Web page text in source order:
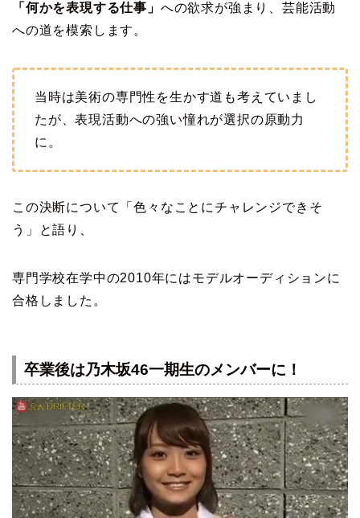
「何かを表現する仕事」 への欲求が強まり、芸能活動
への道を模索します。
当時は美術の専門性を生かす道も考えていまし
たが、表現活動への強い憧れが選択の原動力
に。
この決断について「色々なことにチャレンジできそ
う」と語り、
専門学校在学中の2010年にはモデルオーディションに
合格しました。
卒業後は乃木坂46一期生のメンバーに！